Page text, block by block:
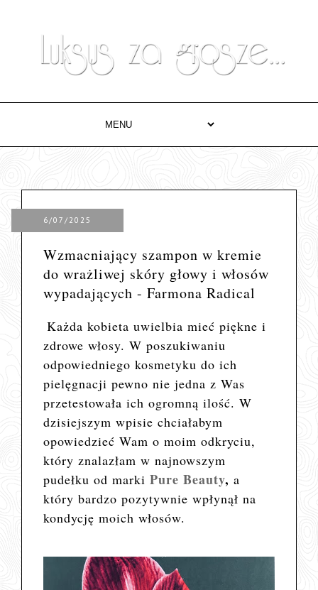
6/07/2025
Wzmacniający szampon w kremie
do wrażliwej skóry głowy i włosów
wypadających - Farmona Radical
Każda kobieta uwielbia mieć piękne i
zdrowe włosy. W poszukiwaniu
odpowiedniego kosmetyku do ich
pielęgnacji pewno nie jedna z Was
przetestowała ich ogromną ilość. W
dzisiejszym wpisie chciałabym
opowiedzieć Wam o moim odkryciu,
który znalazłam w najnowszym
pudełku od markiPure Beauty,a
który bardzo pozytywnie wpłynął na
kondycję moich włosów.